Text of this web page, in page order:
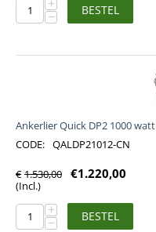
− BESTEL
Ankerlier Quick DP2 1000 watt
CODE: QALDP21012-CN
€ 1.530,00 €1.220,00
(Incl.)
+
− BESTEL